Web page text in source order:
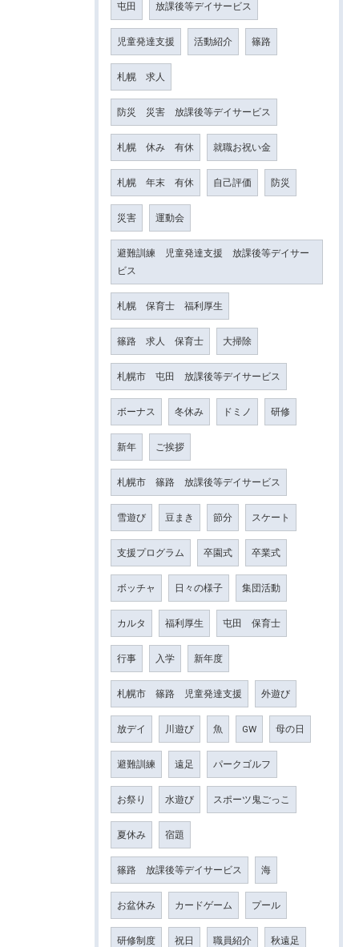
屯田 放課後等デイサービス
児童発達支援 活動紹介 篠路
札幌 求人
防災 災害 放課後等デイサービス
札幌 休み 有休 就職お祝い金
札幌 年末 有休 自己評価 防災
災害 運動会
避難訓練 児童発達支援 放課後等デイサー
ビス
札幌 保育士 福利厚生
篠路 求人 保育士 大掃除
札幌市 屯田 放課後等デイサービス
ボーナス 冬休み ドミノ 研修
新年 ご挨拶
札幌市 篠路 放課後等デイサービス
雪遊び 豆まき 節分 スケート
支援プログラム 卒園式 卒業式
ボッチャ 日々の様子 集団活動
カルタ 福利厚生 屯田 保育士
行事 入学 新年度
札幌市 篠路 児童発達支援 外遊び
放デイ 川遊び 魚 GW 母の日
避難訓練 遠足 パークゴルフ
お祭り 水遊び スポーツ鬼ごっこ
夏休み 宿題
篠路 放課後等デイサービス 海
お盆休み カードゲーム プール
研修制度 祝日 職員紹介 秋遠足